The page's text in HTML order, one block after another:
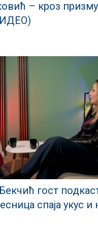
– кроз
гост
спаја укус и